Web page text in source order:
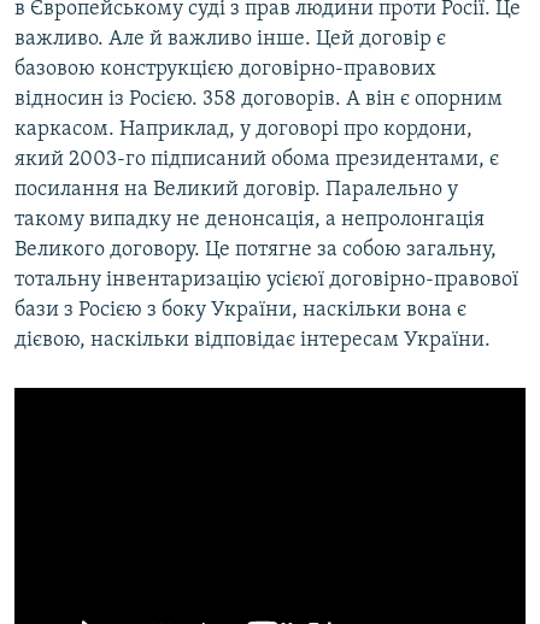
в Європейському суді з прав людини проти Росії. Це
важливо. Але й важливо інше. Цей договір є
базовою конструкцією договірно-правових
відносин із Росією. 358 договорів. А він є опорним
каркасом. Наприклад, у договорі про кордони,
який 2003-го підписаний обома президентами, є
посилання на Великий договір. Паралельно у
такому випадку не денонсація, а непролонгація
Великого договору. Це потягне за собою загальну,
тотальну інвентаризацію усієюї договірно-правової
бази з Росією з боку України, наскільки вона є
дієвою, наскільки відповідає інтересам України.